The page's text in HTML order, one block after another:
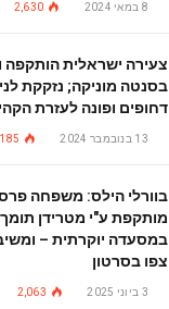
8 במאי 2024 2,630
צעירה ישראלית הותקפה
בסנטה מוניקה; נזקקת
דחופים ופונה לעזרת
13 בנובמבר 2024
בוורלי הילס: משפחה
מותקפת ע"י מטרידן
במסעדה יוקרתית –
צפו בסרטון
3 ביוני 2025 2,063